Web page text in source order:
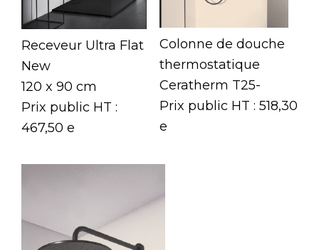
Receveur Ultra Flat
New
120 x 90 cm
Prix public HT :
467,50 e
Colonne de douche
thermostatique
Ceratherm T25-
Prix public HT : 518,30
e